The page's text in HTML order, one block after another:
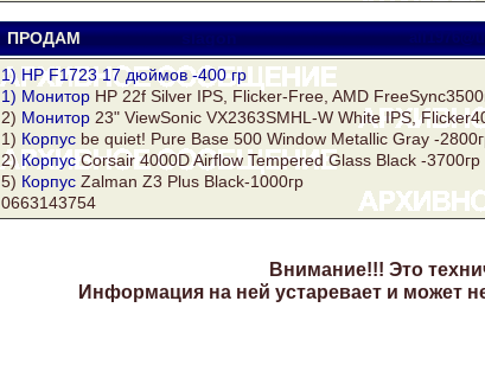
ПРОДАМ slagon
1) HP F1723 17 дюймов -400 гр
1) Монитор HP 22f Silver IPS, Flicker-Free, AMD
2) Монитор 23" ViewSonic VX2363SMHL-W White IPS,
1) Корпус be quiet! Pure Base 500 Window Metallic Gray -
2)КорпусCorsair 4000D Airflow Tempered Glass Black -3700гр
5) Корпус Zalman Z3 Plus Black-1000гр
0663143754
Внимание!!! Это
Информация на ней устаревает и может